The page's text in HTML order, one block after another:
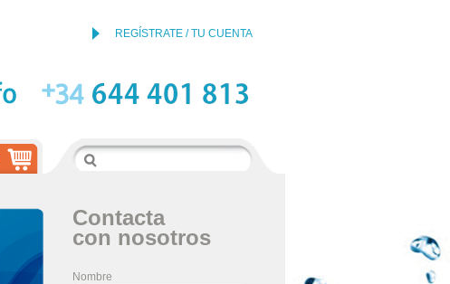
REGÍSTRATE / TU CUENTA
Contacta
con nosotros
Nombre